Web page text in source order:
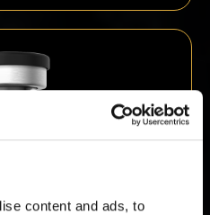
content and ads, to